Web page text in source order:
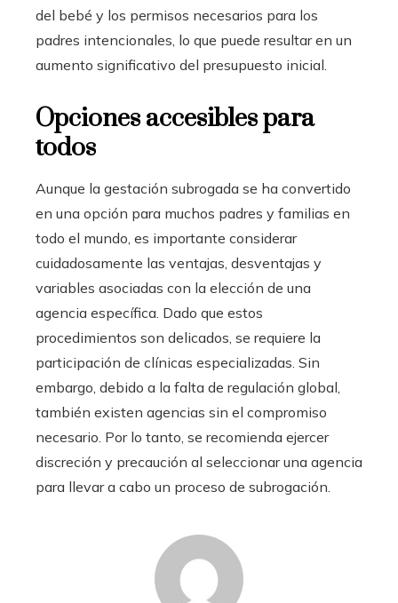
del bebé y los permisos necesarios para los
padres intencionales, lo que puede resultar en un
aumento significativo del presupuesto inicial.
Opciones accesibles para
todos
Aunque la gestación subrogada se ha convertido
en una opción para muchos padres y familias en
todo el mundo, es importante considerar
cuidadosamente las ventajas, desventajas y
variables asociadas con la elección de una
agencia específica. Dado que estos
procedimientos son delicados, se requiere la
participación de clínicas especializadas. Sin
embargo, debido a la falta de regulación global,
también existen agencias sin el compromiso
necesario. Por lo tanto, se recomienda ejercer
discreción y precaución al seleccionar una agencia
para llevar a cabo un proceso de subrogación.